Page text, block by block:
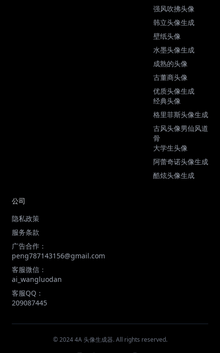
强风吹拂头像
韩立头像生成
壁纸头像
水墨头像生成
成熟的头像
古董商头像
优质头像生成
经典头像
格里菲斯头像生成
古风头像男仙风道
骨
大学生头像
阿蕾奇诺头像生成
酷炫头像生成
公司
隐私政策
服务条款
广告合作：
peng787143156@gmail.com
客服微信：
ai_wangluodan
客服QQ：
209087445
© 2024 4A 头像生成器. All rights reserved.